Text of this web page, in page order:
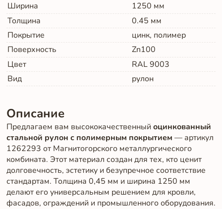
Ширина 1250 мм
Толщина
0.45 мм
Покрытие
цинк, полимер
Поверхность
Zn100
Цвет
RAL 9003
Вид
рулон
Описание
Предлагаем вам высококачественный оцинкованный
стальной рулон с полимерным покрытием — артикул
1262293 от Магнитогорского металлургического
комбината. Этот материал создан для тех, кто ценит
долговечность, эстетику и безупречное соответствие
стандартам. Толщина 0,45 мм и ширина 1250 мм
делают его универсальным решением для кровли,
фасадов, ограждений и промышленного оборудования.